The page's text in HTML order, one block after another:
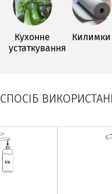
Кухонне
устаткування
Килимки
СПОСІБ